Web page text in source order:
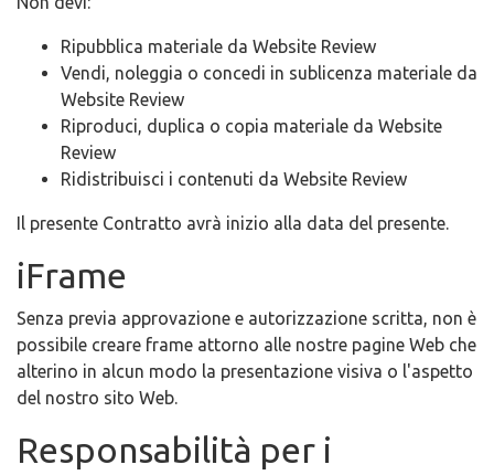
Ripubblica materiale da Website Review
Vendi, noleggia o concedi in sublicenza materiale da
Website Review
Riproduci, duplica o copia materiale da Website
Review
Ridistribuisci i contenuti da Website Review
Il presente Contratto avrà inizio alla data del presente.
iFrame
Senza previa approvazione e autorizzazione scritta, non è
possibile creare frame attorno alle nostre pagine Web che
alterino in alcun modo la presentazione visiva o l'aspetto
del nostro sito Web.
Responsabilità per i